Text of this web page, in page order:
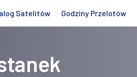
Satelitów Godziny Przelotów